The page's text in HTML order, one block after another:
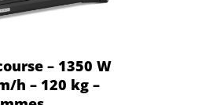
– 1350 W
h – 120 kg –